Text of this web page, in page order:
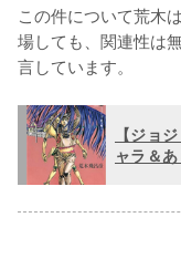
この件について荒木
場しても、関連性は
言しています。
【ジョ
ャラ＆